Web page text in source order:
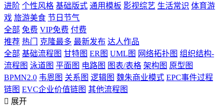
进阶 个性风格 基础版式 通用模板 影视综艺 生活常识 体育游
戏 旅游美食 节日节气
全部 免费 VIP免费 付费
推荐 热门 克隆最多 最新发布 达人作品
全部 基础流程图 甘特图 ER图 UML图 网络拓扑图 组织结构-
流程图 泳道图 平面图 电路图 图表/表格 架构图 原型图
BPMN2.0 韦恩图 关系图 逻辑图 魏朱商业模式 EPC事件过程
链图 EVC企业价值链图 其他流程图
 展开